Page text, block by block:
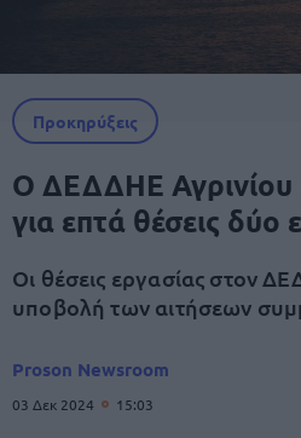
Προκηρύξεις
Ο ΔΕΔΔΗΕ Αγρινίου
για επτά θέσεις δύο
Οι θέσεις εργασίας στον
υποβολή των αιτήσεων
Proson Newsroom
03 Δεκ 2024 15:03